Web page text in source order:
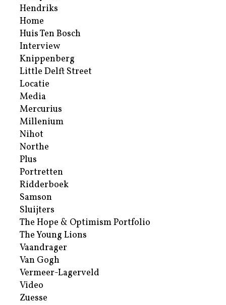
Hendriks
Home
Huis Ten Bosch
Interview
Knippenberg
Little Delft Street
Locatie
Media
Mercurius
Millenium
Nihot
Northe
Plus
Portretten
Ridderboek
Samson
Sluijters
The Hope & Optimism Portfolio
The Young Lions
Vaandrager
Van Gogh
Vermeer-Lagerveld
Video
Zuesse